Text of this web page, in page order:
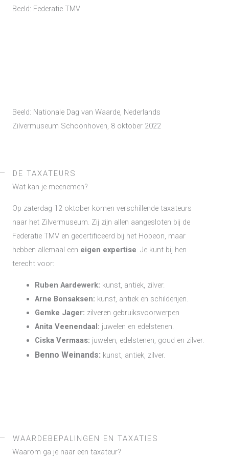
Beeld: Federatie TMV
Beeld: Nationale Dag van Waarde, Nederlands
Zilvermuseum Schoonhoven, 8 oktober 2022
DE TAXATEURS
Wat kan je meenemen?
Op zaterdag 12 oktober komen verschillende taxateurs
naar het Zilvermuseum. Zij zijn allen aangesloten bij de
Federatie TMV en gecertificeerd bij het Hobeon, maar
hebben allemaal een eigen expertise. Je kunt bij hen
terecht voor:
Ruben Aardewerk: kunst, antiek, zilver.
Arne Bonsaksen: kunst, antiek en schilderijen.
Gemke Jager: zilveren gebruiksvoorwerpen
Anita Veenendaal: juwelen en edelstenen.
Ciska Vermaas: juwelen, edelstenen, goud en zilver.
Benno Weinands: kunst, antiek, zilver.
WAARDEBEPALINGEN EN TAXATIES
Waarom ga je naar een taxateur?